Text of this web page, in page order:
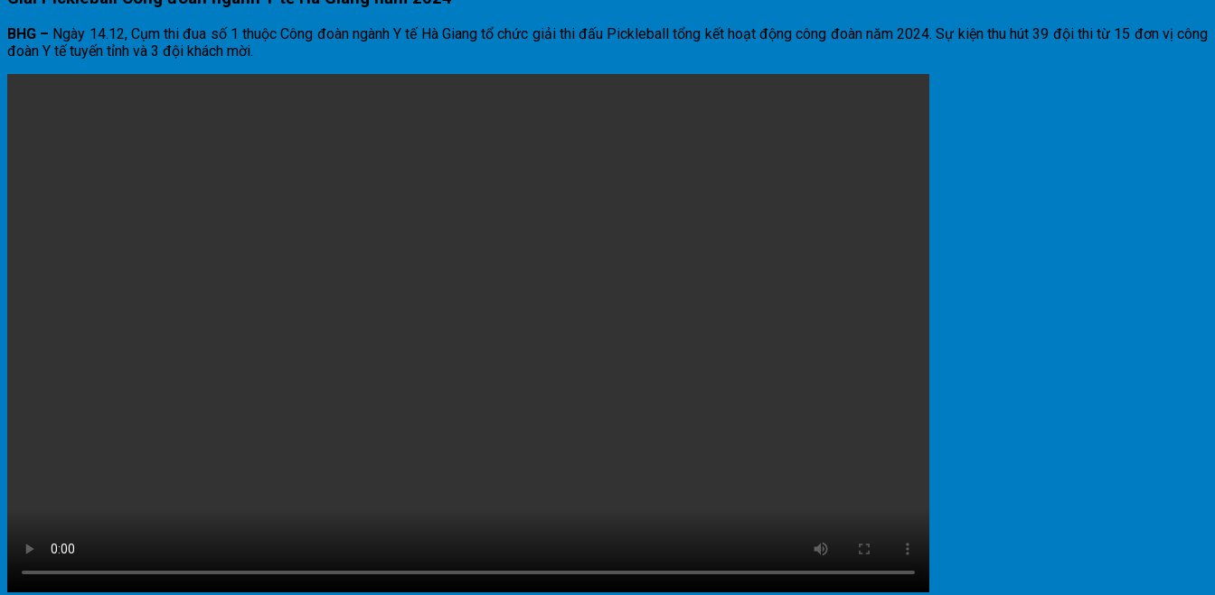
BHG – Ngày 14.12, Cụm thi đua số 1 thuộc Công đoàn ngành Y tế Hà Giang tổ chức giải thi đấu Pickleball tổng kết hoạt động công đoàn năm 2024. Sự kiện thu hút 39 đội thi từ 15 đơn vị công
đoàn Y tế tuyến tỉnh và 3 đội khách mời.